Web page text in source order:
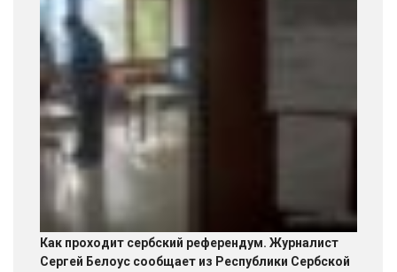
Как проходит сербский референдум. Журналист
Сергей Белоус сообщает из Республики Сербской